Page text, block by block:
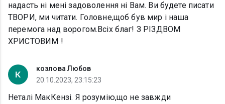
надасть ні мені задоволення ні Вам. Ви будете писати
ТВОРИ, ми читати. Головне,щоб був мир і наша
перемога над ворогом.Всіх благ! З РІЗДВОМ
ХРИСТОВИМ !
козлова Любов
20.10.2023, 23:15:23
Неталі МакКензі. Я розумію,що не завжди